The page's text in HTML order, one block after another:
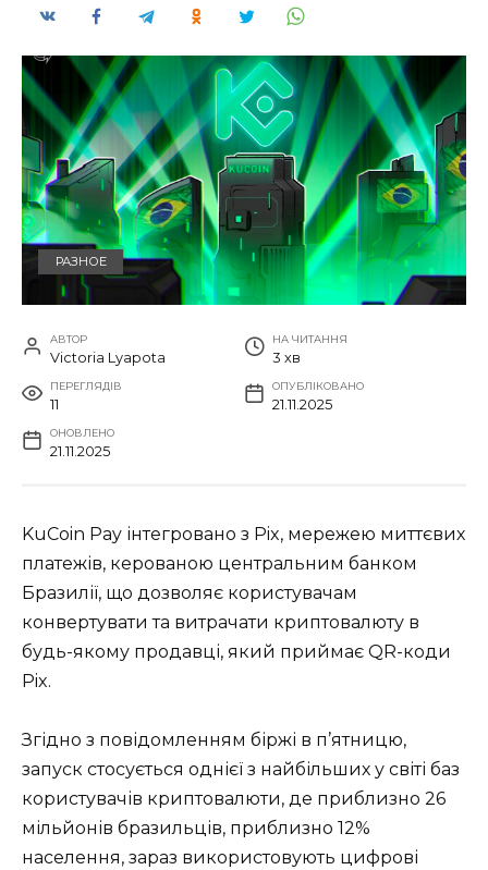
РАЗНОЕ
АВТОР
Victoria Lyapota
НА ЧИТАННЯ
3 хв
ПЕРЕГЛЯДІВ
11
ОПУБЛІКОВАНО
21.11.2025
ОНОВЛЕНО
21.11.2025
KuCoin Pay інтегровано з Pix, мережею миттєвих
платежів, керованою центральним банком
Бразилії, що дозволяє користувачам
конвертувати та витрачати криптовалюту в
будь-якому продавці, який приймає QR-коди
Pix.
Згідно з повідомленням біржі в п’ятницю,
запуск стосується однієї з найбільших у світі баз
користувачів криптовалюти, де приблизно 26
мільйонів бразильців, приблизно 12%
населення, зараз використовують цифрові